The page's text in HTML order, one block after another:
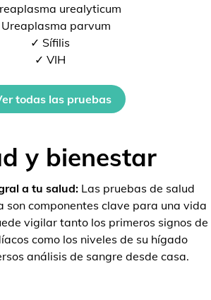
urealyticum
parvum
✓ Sífilis
✓ VIH
todas las pruebas
y bienestar
a tu salud: Las pruebas de salud
son componentes clave para una vida
vigilar tanto los primeros signos de
como los niveles de su hígado
análisis de sangre desde casa.